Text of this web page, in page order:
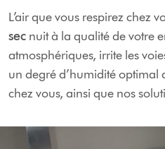
L’air que vous respirez chez
sec nuit à la qualité de votre
atmosphériques, irrite les
un degré d’humidité optimal
chez vous, ainsi que nos